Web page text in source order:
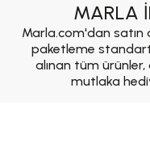
MARLA
Marla.com'dan satın
paketleme
alınan tüm
mutlaka